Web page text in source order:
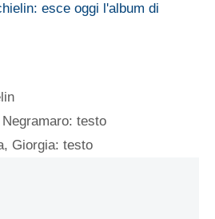
esce oggi l'album di
testo
Giorgia: testo